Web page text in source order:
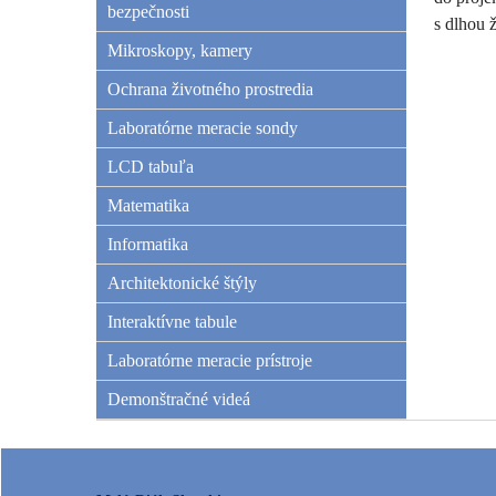
bezpečnosti
Mikroskopy, kamery
Ochrana životného prostredia
Laboratórne meracie sondy
LCD tabuľa
Matematika
Informatika
Architektonické štýly
Interaktívne tabule
Laboratórne meracie prístroje
Demonštračné videá
s dlhou